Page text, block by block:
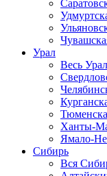
Урал
Весь Урал
Ханты-
Ямало-
Сибирь
Вся